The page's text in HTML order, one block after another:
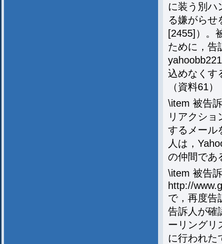
に装う別ハ
る嫌がらせ
[2455]）。
ために，告
込めなくす
（資料61）
\item 被告
リアクシ
するメール
人は，
の仲間であ
\item 被告
http://
で，再度告
告訴人が確
ーリングリ
に行われた